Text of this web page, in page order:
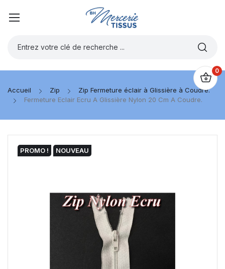
0
Accueil Zip
Zip Fermeture éclair à Glissière à Coudre.
Fermeture Eclair Ecru A Glissière Nylon 20 Cm A Coudre.
PROMO ! NOUVEAU